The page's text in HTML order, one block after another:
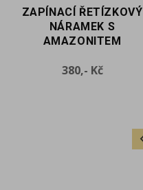
ZAPÍNACÍ ŘETÍZKOVÝ
NÁRAMEK S
AMAZONITEM
380,- KčCena